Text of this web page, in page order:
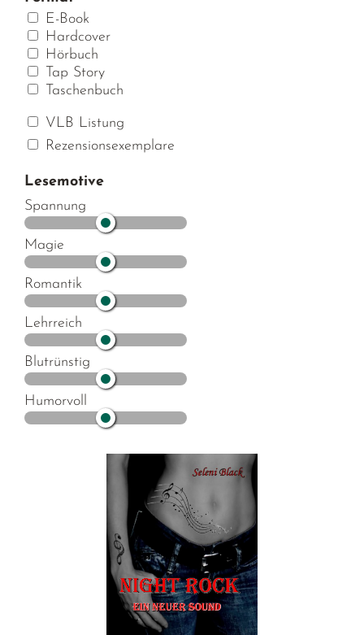
E-Book
Hardcover
Hörbuch
Tap Story
Taschenbuch
VLB Listung
Rezensionsexemplare
Lesemotive
Spannung
Magie
Romantik
Lehrreich
Blutrünstig
Humorvoll